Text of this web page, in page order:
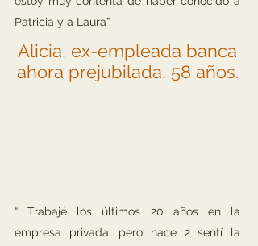
Patricia y a Laura”.
Alicia, ex-empleada banca
ahora prejubilada, 58 años.
“ Trabajé los últimos 20 años en la
empresa privada, pero hace 2 sentí la